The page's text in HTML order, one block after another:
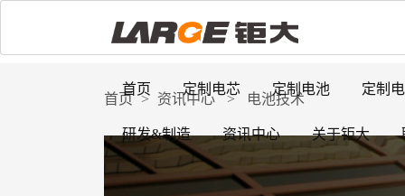
首页 定制电芯 定制电池 定制
研发&制造 资讯中心 关于钜大
首页 > 资讯中心 > 电池技术